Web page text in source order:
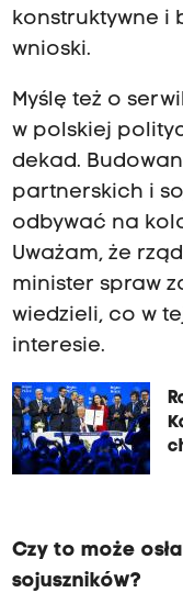
konstruktywne i
wnioski.
Myślę też o
w polskiej
dekad.
partnerskich i
odbywać na
Uważam, że
minister spraw
wiedzieli, co w
interesie.
Czy to może
sojuszników?